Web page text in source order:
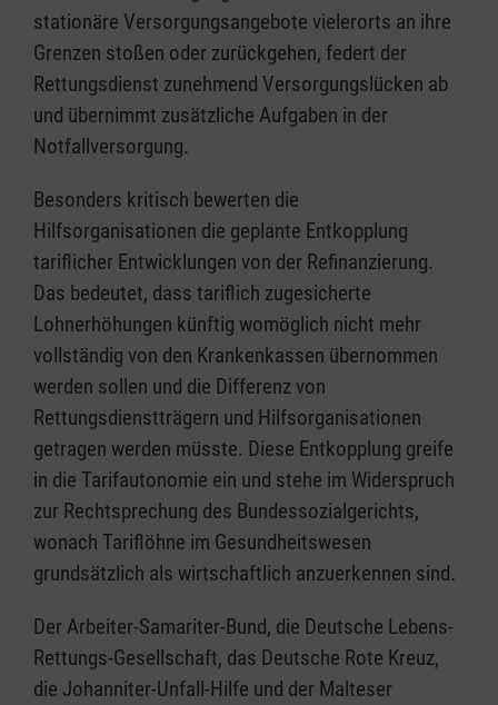
stationäre Versorgungsangebote vielerorts an ihre
Grenzen stoßen oder zurückgehen, federt der
Rettungsdienst zunehmend Versorgungslücken ab
und übernimmt zusätzliche Aufgaben in der
Notfallversorgung.
Besonders kritisch bewerten die
Hilfsorganisationen die geplante Entkopplung
tariflicher Entwicklungen von der Refinanzierung.
Das bedeutet, dass tariflich zugesicherte
Lohnerhöhungen künftig womöglich nicht mehr
vollständig von den Krankenkassen übernommen
werden sollen und die Differenz von
Rettungsdienstträgern und Hilfsorganisationen
getragen werden müsste. Diese Entkopplung greife
in die Tarifautonomie ein und stehe im Widerspruch
zur Rechtsprechung des Bundessozialgerichts,
wonach Tariflöhne im Gesundheitswesen
grundsätzlich als wirtschaftlich anzuerkennen sind.
Der Arbeiter-Samariter-Bund, die Deutsche Lebens-
Rettungs-Gesellschaft, das Deutsche Rote Kreuz,
die Johanniter-Unfall-Hilfe und der Malteser